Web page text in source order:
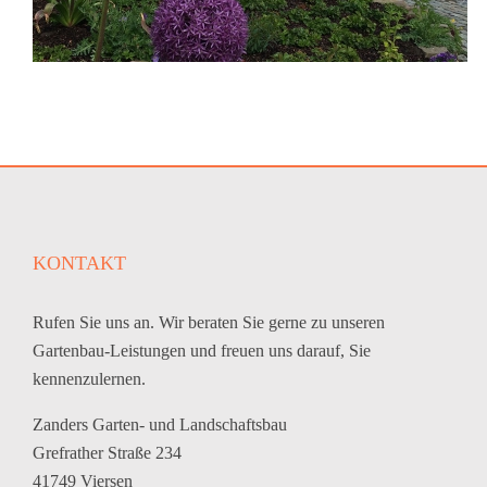
KONTAKT
Rufen Sie uns an. Wir beraten Sie gerne zu unseren
Gartenbau-Leistungen und freuen uns darauf, Sie
kennenzulernen.
Zanders Garten- und Landschaftsbau
Grefrather Straße 234
41749 Viersen